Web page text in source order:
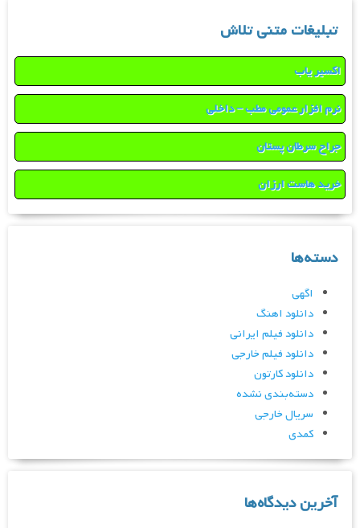
تبلیغات متنی تلاش
اکسیر یاب
نرم افزار عمومی مطب – داخلی
جراح سرطان پستان
خرید هاست ارزان
دسته‌ها
اگهی
دانلود اهنگ
دانلود فیلم ایرانی
دانلود فیلم خارجی
دانلود کارتون
دسته‌بندی نشده
سریال خارجی
کمدی
آخرین دیدگاه‌ها